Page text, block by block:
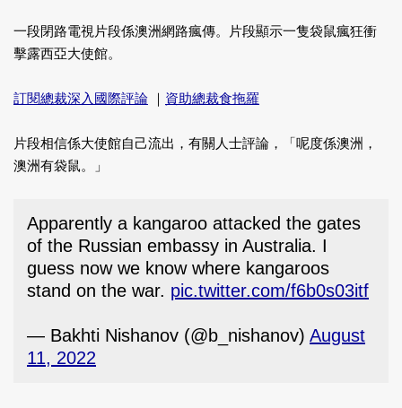
一段閉路電視片段係澳洲網路瘋傳。片段顯示一隻袋鼠瘋狂衝
擊露西亞大使館。
訂閱總裁深入國際評論 資助總裁食拖羅
片段相信係大使館自己流出，有關人士評論，「呢度係澳洲，
澳洲有袋鼠。」
Apparently a kangaroo attacked the gates
of the Russian embassy in Australia. I
guess now we know where kangaroos
stand on the war. pic.twitter.com/f6b0s03itf
— Bakhti Nishanov (@b_nishanov) August
11, 2022